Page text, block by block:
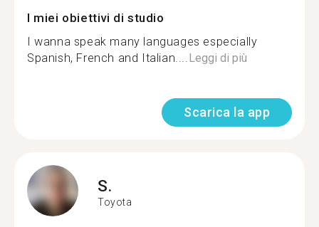
I miei obiettivi di studio
I wanna speak many languages especially
Spanish, French and Italian....Leggi di più
Scarica la app
S.
Toyota